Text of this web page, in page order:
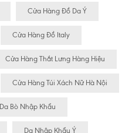
Cửa Hàng Đồ Da Ý
Cửa Hàng Đồ Italy
Cửa Hàng Thắt Lưng Hàng Hiệu
Cửa Hàng Túi Xách Nữ Hà Nội
Da Bò Nhập Khẩu
Da Nhập Khẩu Ý